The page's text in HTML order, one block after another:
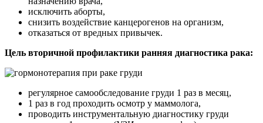
исключить аборты,
снизить воздействие канцерогенов на организм,
отказаться от вредных привычек.
Цель вторичной профилактики ранняя диагностика рака:
регулярное самообследование груди 1 раз в месяц,
1 раз в год проходить осмотр у маммолога,
проводить инструментальную диагностику груди